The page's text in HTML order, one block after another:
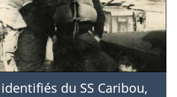
du SS Caribou,